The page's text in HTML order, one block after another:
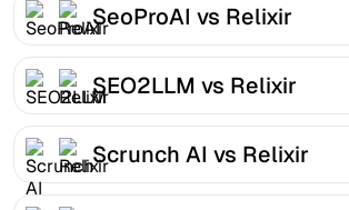
SeoProAI vs Relixir
SEO2LLM vs Relixir
Scrunch AI vs Relixir